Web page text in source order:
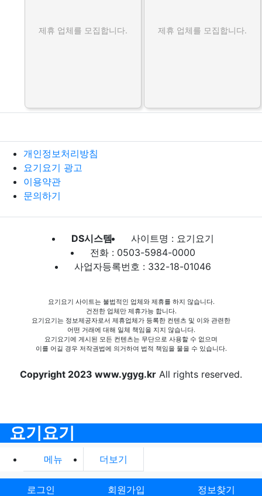
제휴 업체를 모집합니다. 제휴 업체를 모집합니다.
개인정보처리방침
요기요기 광고
이용약관
문의하기
DS시스템
사이트명 : 요기요기
전화 : 0503-5984-0000
사업자등록번호 : 332-18-01046
요기요기 사이트는 불법적인 업체와 제휴를 하지 않습니다.
건전한 업체만 제휴가능 합니다.
요기요기는 정보제공자로서 제휴업체가 등록한 컨텐츠 및 이와 관련한
어떤 거래에 대해 일체 책임을 지지 않습니다.
요기요기에 게시된 모든 컨텐츠는 무단으로 사용할 수 없으며
이를 어길 경우 저작권법에 의거하여 법적 책임을 물을 수 있습니다.
Copyright 2023 www.ygyg.kr All rights reserved.
요기요기
메뉴 더보기
로그인 회원가입 정보찾기